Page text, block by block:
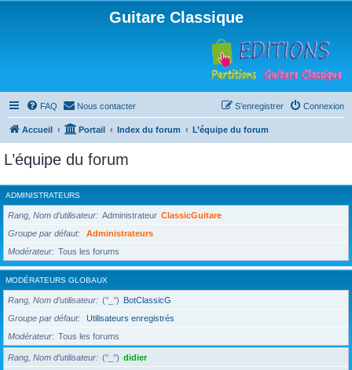
Guitare Classique
FAQ Nous contacter Connexion
S’enregistrer
Accueil Portail Index du forum L’équipe du forum
L’équipe du forum
ADMINISTRATEURS
Rang, Nom d’utilisateur Administrateur ClassicGuitare
Groupe par défaut
Administrateurs
Modérateur
Tous les forums
MODÉRATEURS GLOBAUX
Rang, Nom d’utilisateur (°_°) BotClassicG
Groupe par défaut
Utilisateurs enregistrés
Modérateur
Tous les forums
Rang, Nom d’utilisateur (°_°) didier